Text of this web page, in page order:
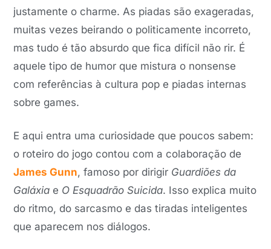
justamente o charme. As piadas são exageradas,
muitas vezes beirando o politicamente incorreto,
mas tudo é tão absurdo que fica difícil não rir. É
aquele tipo de humor que mistura o nonsense
com referências à cultura pop e piadas internas
sobre games.
E aqui entra uma curiosidade que poucos sabem:
o roteiro do jogo contou com a colaboração de
James Gunn, famoso por dirigir Guardiões da
Galáxia e O Esquadrão Suicida. Isso explica muito
do ritmo, do sarcasmo e das tiradas inteligentes
que aparecem nos diálogos.